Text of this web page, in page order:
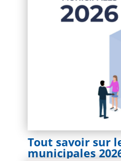
Tout savoir sur
municipales